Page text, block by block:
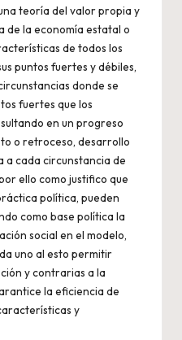
teoría del valor propia y
de la economía estatal o
de todos los
puntos fuertes y débiles,
donde se
fuertes que los
en un progreso
o retroceso, desarrollo
a cada circunstancia de
ello como justifico que
política, pueden
como base política la
social en el modelo,
uno al esto permitir
y contrarias a la
la eficiencia de
y